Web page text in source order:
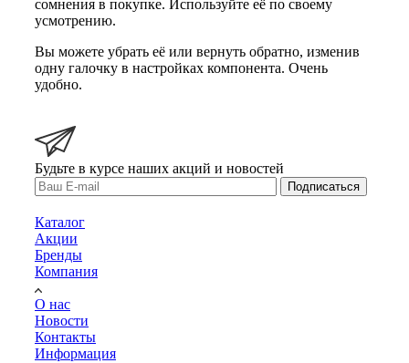
сомнения в покупке. Используйте её по своему
усмотрению.
Вы можете убрать её или вернуть обратно, изменив
одну галочку в настройках компонента. Очень
удобно.
Будьте в курсе наших акций и новостей
Подписаться
Каталог
Акции
Бренды
Компания
О нас
Новости
Контакты
Информация